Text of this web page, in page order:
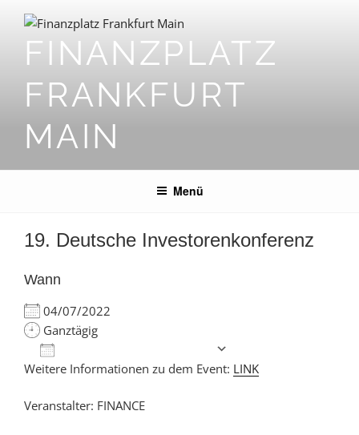
Inhalt
springenFINANZPLATZ
FRANKFURT
MAIN
Menü
19. Deutsche Investorenkonferenz
Wann
04/07/2022
Ganztägig
ICS herunterladen
Google Kalender
Weitere Informationen zu dem Event: LINK
Veranstalter: FINANCE